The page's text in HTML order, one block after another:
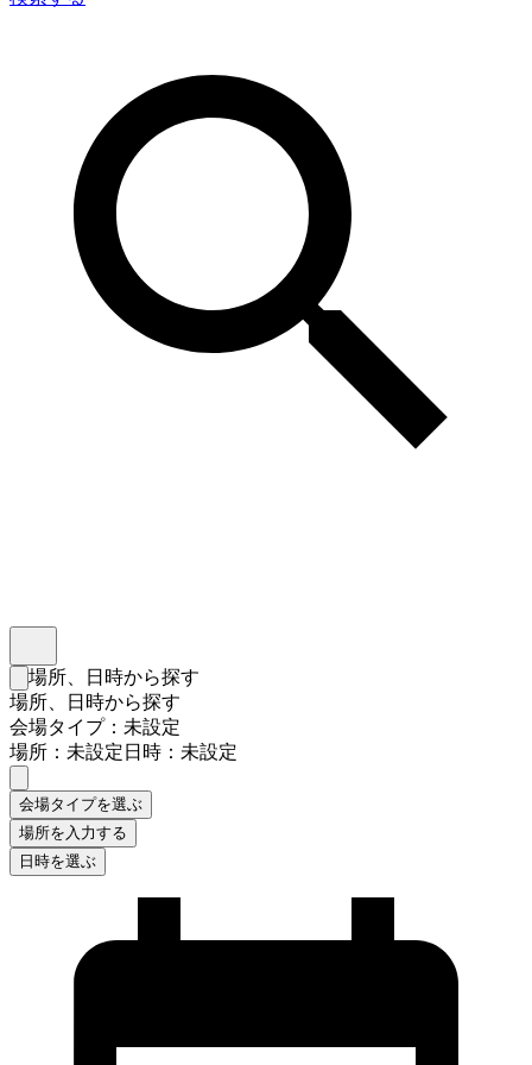
検索フォームを閉じる
場所、日時から探す
場所、日時から探す
会場タイプ：未設定
場所：未設定日時：未設定
会場タイプを選ぶ
場所を入力する
日時を選ぶ